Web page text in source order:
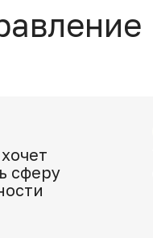
сферу